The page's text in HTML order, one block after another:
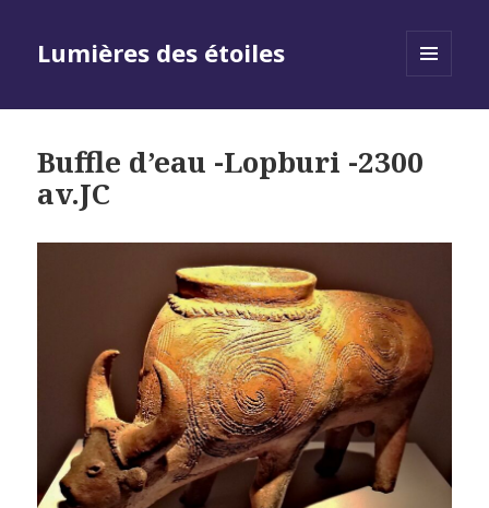
Lumières des étoiles
Buffle d’eau -Lopburi -2300
av.JC